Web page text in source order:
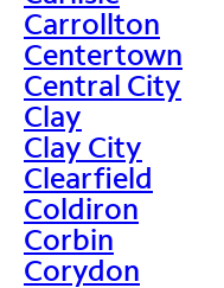
Carrollton
Centertown
Central City
Clay
Clay City
Clearfield
Coldiron
Corbin
Corydon